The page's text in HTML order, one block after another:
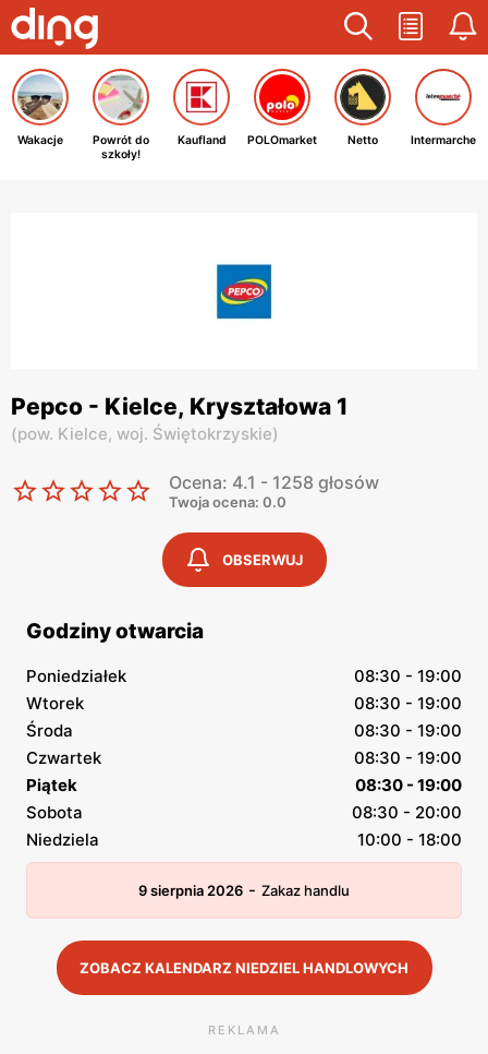
Wakacje
Powrót do
szkoły!
Kaufland POLOmarket Netto Intermarche
Pepco - Kielce, Kryształowa 1
(pow. Kielce, woj. Świętokrzyskie)
Ocena: 4.1 - 1258 głosów
Twoja ocena: 0.0
OBSERWUJ
Godziny otwarcia
Poniedziałek
08:30 - 19:00
Wtorek
08:30 - 19:00
Środa
08:30 - 19:00
Czwartek
08:30 - 19:00
Piątek
08:30 - 19:00
Sobota
08:30 - 20:00
Niedziela
10:00 - 18:00
9 sierpnia 2026 - Zakaz handlu
ZOBACZ KALENDARZ NIEDZIEL HANDLOWYCH
REKLAMA